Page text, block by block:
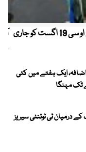
کیریبین پریمیئر لیگ ، قومی کرکٹرز کو این او سی 19 اگست کو جاری
ایک ہفتے میں کئی
ممالک کے درمیان ٹی ٹوئنٹی سیریز